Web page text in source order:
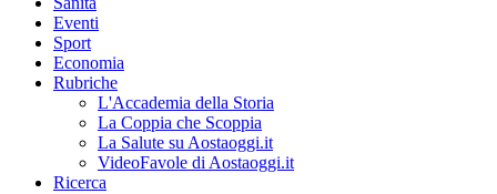
Eventi
Sport
Economia
Rubriche
L'Accademia della Storia
La Coppia che Scoppia
La Salute su Aostaoggi.it
VideoFavole di Aostaoggi.it
Ricerca